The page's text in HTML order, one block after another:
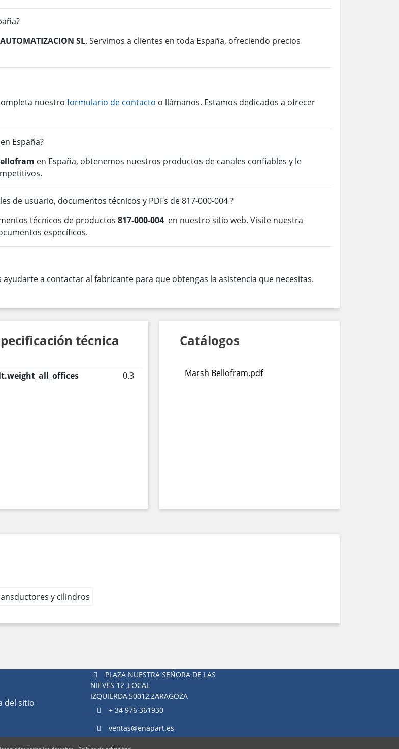
SL. Servimos a clientes en toda España, ofreciendo precios
nuestro formulario de contacto o llámanos. Estamos dedicados a ofrecer
España?
en España, obtenemos nuestros productos de canales confiables y le
de usuario, documentos técnicos y PDFs de 817-000-004 ?
técnicos de productos 817-000-004 en nuestro sitio web. Visite nuestra
específicos.
a contactar al fabricante para que obtengas la asistencia que necesitas.
técnica
0.3
Catálogos
Marsh Bellofram.pdf
y cilindros
del sitio
PLAZA NUESTRA SEÑORA DE LAS
NIEVES 12 ,LOCAL
IZQUIERDA,50012,ZARAGOZA
+ 34 976 361930
ventas@enapart.es